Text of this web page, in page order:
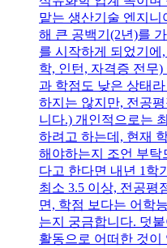
맡는 생산기술 엔지니
해 큰 공백기(2년)를
를 시작하게 되었기에
학, 인턴, 자격증 전무
과 학점도 낮은 상태
하지는 않지만, 전공
니다.) 개인적으로는
하려고 하는데, 현재
해야하는지 조언 부탁
다고 한다면 내년 1학
최소 3.5 이상, 전공평
면, 학점 보다는 어학
는지 궁금합니다. 덧
활동으로 어떠한 것